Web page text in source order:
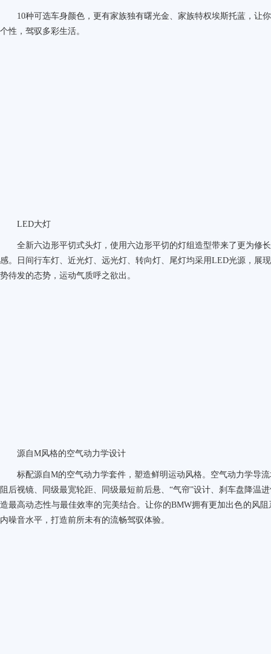
10种可选车身颜色，更有家族独有曙光金、家族特权埃斯托蓝，让
个性，驾驭多彩生活。
LED大灯
全新六边形平切式头灯，使用六边形平切的灯组造型带来了更为修
感。日间行车灯、近光灯、远光灯、转向灯、尾灯均采用LED光源，展
势待发的态势，运动气质呼之欲出。
源自M风格的空气动力学设计
标配源自M的空气动力学套件，塑造鲜明运动风格。空气动力学导
阻后视镜、同级最宽轮距、同级最短前后悬、“气帘”设计、刹车盘降温
造最高动态性与最佳效率的完美结合。让你的BMW拥有更加出色的风
内噪音水平，打造前所未有的流畅驾驭体验。